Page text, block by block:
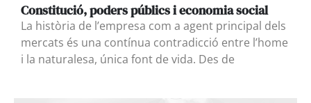
Constitució, poders públics i economia social
La història de l’empresa com a agent principal dels
mercats és una contínua contradicció entre l’home
i la naturalesa, única font de vida. Des de